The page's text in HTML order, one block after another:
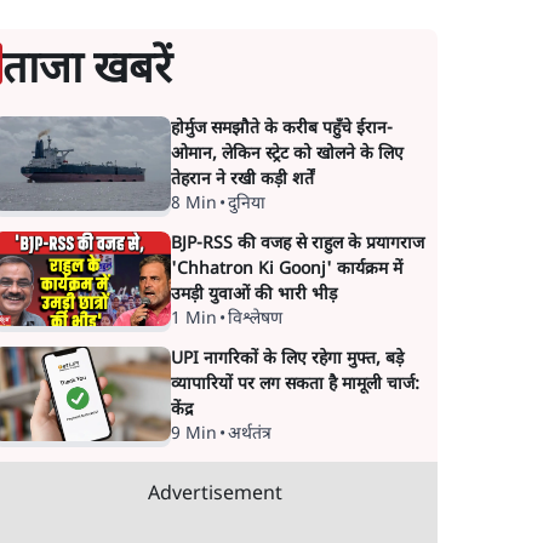
ताजा खबरें
होर्मुज समझौते के करीब पहुँचे ईरान-
ओमान, लेकिन स्ट्रेट को खोलने के लिए
तेहरान ने रखी कड़ी शर्तें
8 Min •दुनिया
BJP-RSS की वजह से राहुल के प्रयागराज
'Chhatron Ki Goonj' कार्यक्रम में
उमड़ी युवाओं की भारी भीड़
1 Min •विश्लेषण
UPI नागरिकों के लिए रहेगा मुफ्त, बड़े
व्यापारियों पर लग सकता है मामूली चार्ज:
केंद्र
9 Min •अर्थतंत्र
Advertisement